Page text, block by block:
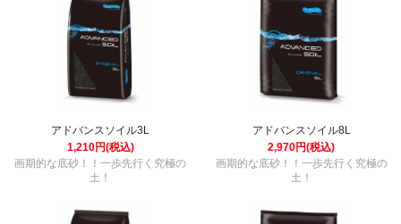
アドバンスソイル3L
1,210円(税込)
画期的な底砂！！一歩先行く究極の
土！
アドバンスソイル8L
2,970円(税込)
画期的な底砂！！一歩先行く究極の
土！